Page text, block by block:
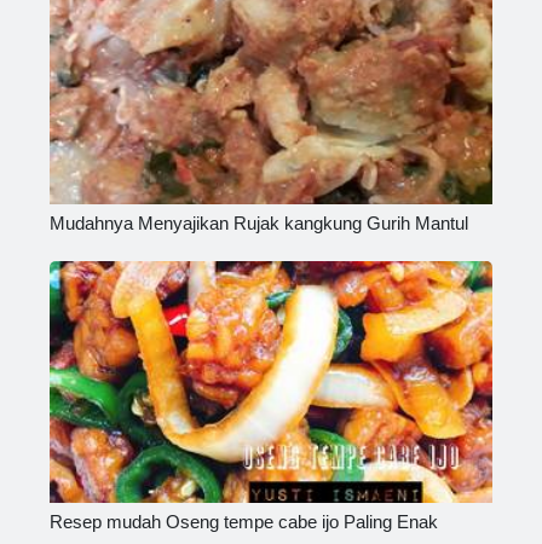
Mudahnya Menyajikan Rujak kangkung Gurih Mantul
Resep mudah Oseng tempe cabe ijo Paling Enak